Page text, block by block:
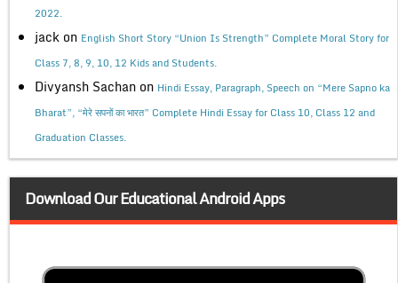
2022.
jack on English Short Story “Union Is Strength” Complete Moral Story for
Class 7, 8, 9, 10, 12 Kids and Students.
Divyansh Sachan on Hindi Essay, Paragraph, Speech on “Mere Sapno ka
Bharat”, “मेरे सपनों का भारत” Complete Hindi Essay for Class 10, Class 12 and
Graduation Classes.
Download Our Educational Android Apps